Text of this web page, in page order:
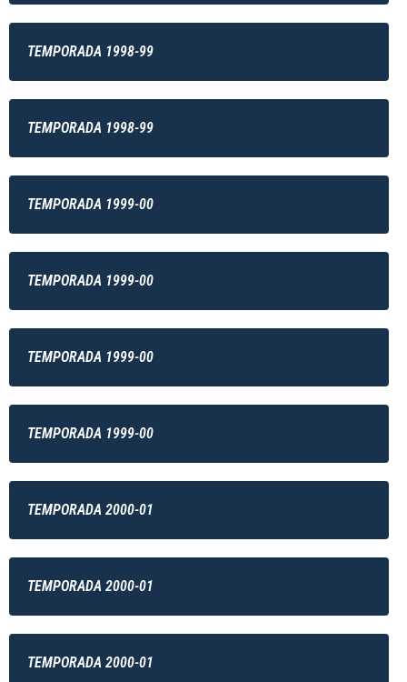
TEMPORADA 1998-99
TEMPORADA 1998-99
TEMPORADA 1999-00
TEMPORADA 1999-00
TEMPORADA 1999-00
TEMPORADA 1999-00
TEMPORADA 2000-01
TEMPORADA 2000-01
TEMPORADA 2000-01